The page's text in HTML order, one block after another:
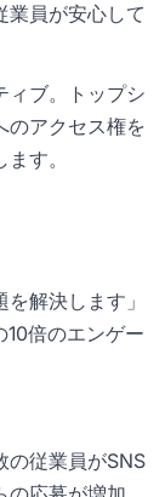
業員が安心して
ィブ。トップシ
のアクセス権を
す。
解決します」
倍のエンゲー
の従業員がSNS